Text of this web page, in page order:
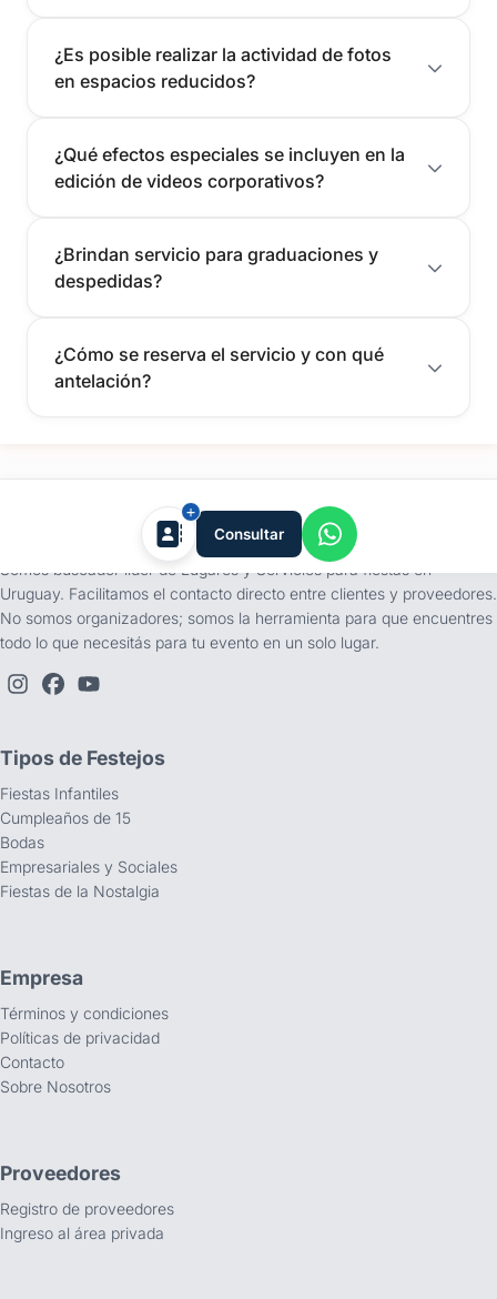
¿Es posible realizar la actividad de fotos
en espacios reducidos?
¿Qué efectos especiales se incluyen en la
edición de videos corporativos?
¿Brindan servicio para graduaciones y
despedidas?
¿Cómo se reserva el servicio y con qué
antelación?
Consultar
tufiesta.com.uy
Somos buscador líder de Lugares y Servicios para fiestas en
Uruguay. Facilitamos el contacto directo entre clientes y proveedores.
No somos organizadores; somos la herramienta para que encuentres
todo lo que necesitás para tu evento en un solo lugar.
Tipos de Festejos
Fiestas Infantiles
Cumpleaños de 15
Bodas
Empresariales y Sociales
Fiestas de la Nostalgia
Empresa
Términos y condiciones
Políticas de privacidad
Contacto
Sobre Nosotros
Proveedores
Registro de proveedores
Ingreso al área privada